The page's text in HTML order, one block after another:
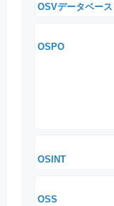
OSVデータベース
OSPO
OSINT
OSS